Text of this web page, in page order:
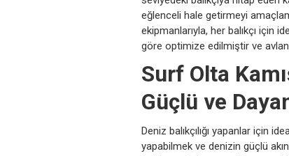
eğlenceli hale getirmeyi
ekipmanlarıyla, her balıkçı için
göre optimize edilmiştir ve
Surf Olta
Güçlü ve
Deniz balıkçılığı yapanlar için
yapabilmek ve denizin güçlü